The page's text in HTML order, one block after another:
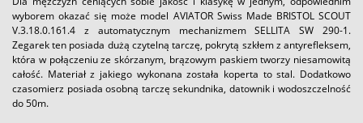
wyborem okazać się może model AVIATOR Swiss Made BRISTOL SCOUT
V.3.18.0.161.4 z automatycznym mechanizmem SELLITA SW 290-1.
Zegarek ten posiada dużą czytelną tarczę, pokrytą szkłem z antyrefleksem,
która w połączeniu ze skórzanym, brązowym paskiem tworzy niesamowitą
całość. Materiał z jakiego wykonana została koperta to stal. Dodatkowo
czasomierz posiada osobną tarczę sekundnika, datownik i wodoszczelność
do 50m.